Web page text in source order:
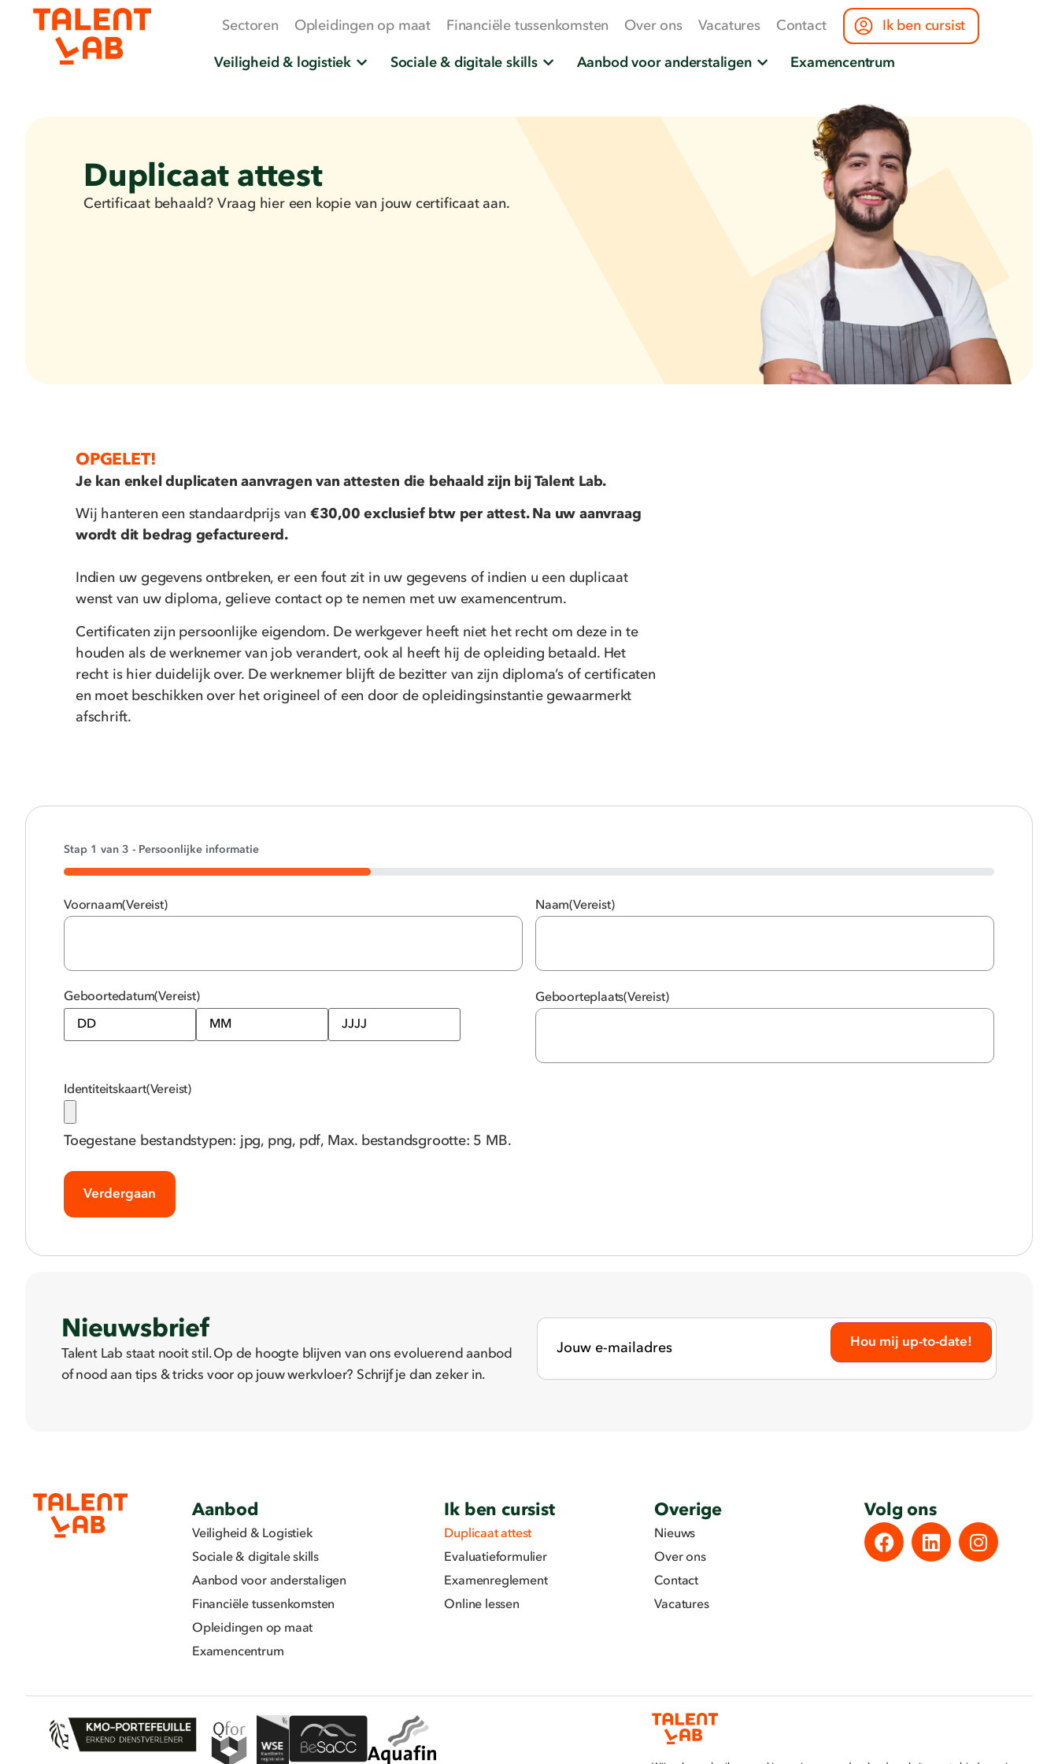
Sectoren Opleidingen op maat Financiële tussenkomsten Over ons Vacatures Contact Ik ben cursist
Veiligheid & logistiek Sociale & digitale skills Aanbod voor anderstaligen Examencentrum
Duplicaat attest
Certificaat behaald? Vraag hier een kopie van jouw certificaat aan.
OPGELET!
Je kan enkel duplicaten aanvragen van attesten die behaald zijn bij Talent Lab.
Wij hanteren een standaardprijs van €30,00 exclusief btw per attest. Na uw aanvraag
wordt dit bedrag gefactureerd.
Indien uw gegevens ontbreken, er een fout zit in uw gegevens of indien u een duplicaat
wenst van uw diploma, gelieve contact op te nemen met uw examencentrum.
Certificaten zijn persoonlijke eigendom. De werkgever heeft niet het recht om deze in te
houden als de werknemer van job verandert, ook al heeft hij de opleiding betaald. Het
recht is hier duidelijk over. De werknemer blijft de bezitter van zijn diploma’s of certificaten
en moet beschikken over het origineel of een door de opleidingsinstantie gewaarmerkt
afschrift.
Stap 1 van 3 - Persoonlijke informatie
33%
Voornaam(Vereist) Naam(Vereist)
Geboortedatum(Vereist) Geboorteplaats(Vereist)
Identiteitskaart(Vereist)
Toegestane bestandstypen: jpg, png, pdf, Max. bestandsgrootte: 5 MB.
Nieuwsbrief
Talent Lab staat nooit stil. Op de hoogte blijven van ons evoluerend aanbod
of nood aan tips & tricks voor op jouw werkvloer? Schrijf je dan zeker in.
Aanbod
Veiligheid & Logistiek
Sociale & digitale skills
Aanbod voor anderstaligen
Financiële tussenkomsten
Opleidingen op maat
Examencentrum
Ik ben cursist
Duplicaat attest
Evaluatieformulier
Examenreglement
Online lessen
Overige
Nieuws
Over ons
Contact
Vacatures
Volg ons